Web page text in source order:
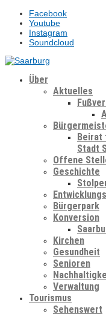
Facebook
Youtube
Instagram
Soundcloud
Über
Aktuelles
Beirat
Stadt
Offene
Geschichte
Bürgerpark
Konversion
Kirchen
Gesundheit
Senioren
Verwaltung
Tourismus
Sehenswert